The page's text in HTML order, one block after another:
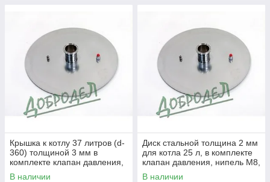
Крышка к котлу 37 литров (d-
360) толщиной 3 мм в
комплекте клапан давления,
нипель М8, кламп 2".
В наличии
Диск стальной толщина 2 мм
для котла 25 л, в комплекте
клапан давления, нипель М8,
кламп 1,5".
В наличии